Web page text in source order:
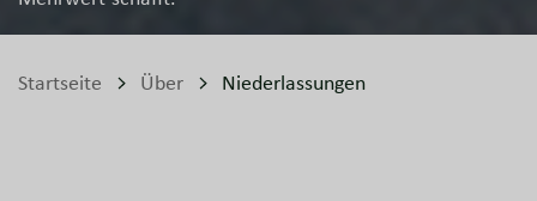
Startseite Über Niederlassungen